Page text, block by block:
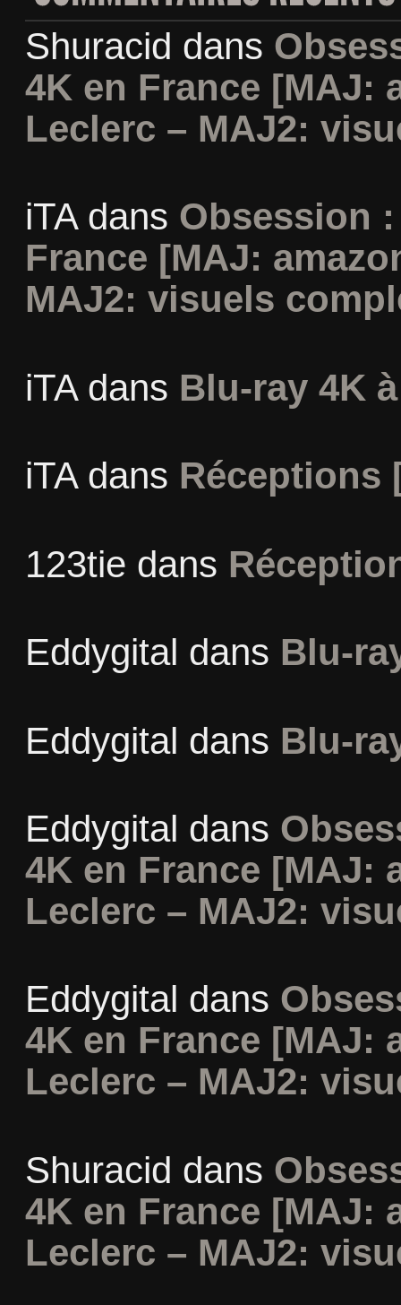
Shuracid dans
4K en France [MAJ:
Leclerc – MAJ2:
iTAdans Obsession
France [MAJ:
MAJ2: visuels
iTAdans Blu-ray 4K
iTAdans Réceptions
123tie dans
Eddygital dans Blu-
Eddygital dans Blu-
Eddygital dans
4K en France [MAJ:
Leclerc – MAJ2:
Eddygital dans
4K en France [MAJ:
Leclerc – MAJ2:
Shuracid dans
4K en France [MAJ:
Leclerc – MAJ2: